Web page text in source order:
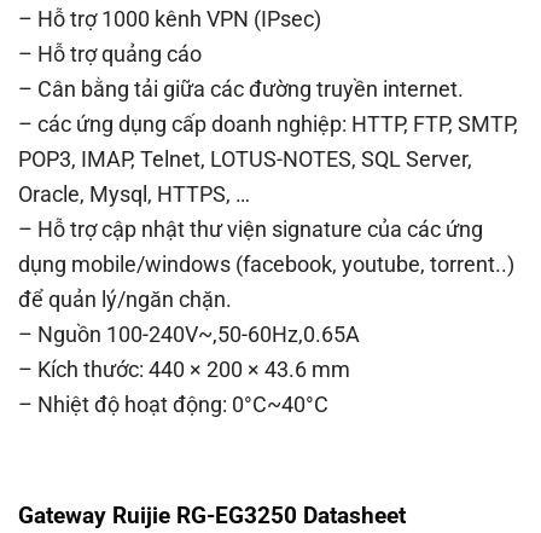
– Hỗ trợ 1000 kênh VPN (IPsec)
– Hỗ trợ quảng cáo
– Cân bằng tải giữa các đường truyền internet.
– các ứng dụng cấp doanh nghiệp: HTTP, FTP, SMTP,
POP3, IMAP, Telnet, LOTUS-NOTES, SQL Server,
Oracle, Mysql, HTTPS, …
– Hỗ trợ cập nhật thư viện signature của các ứng
dụng mobile/windows (facebook, youtube, torrent..)
để quản lý/ngăn chặn.
– Nguồn 100-240V~,50-60Hz,0.65A
– Kích thước: 440 × 200 × 43.6 mm
– Nhiệt độ hoạt động: 0°C~40°C
Gateway Ruijie RG-EG3250 Datasheet